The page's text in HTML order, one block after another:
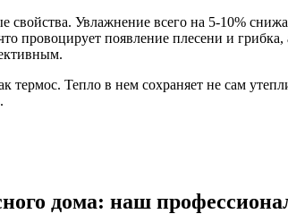
свойства. Увлажнение всего на 5-10%
провоцирует появление плесени и
термос. Тепло в нем сохраняет не сам
дома: наш